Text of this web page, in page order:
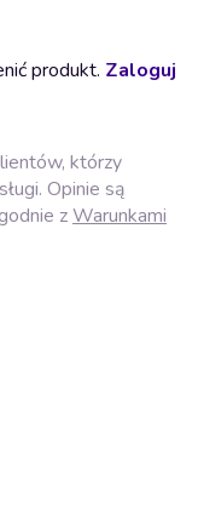
produkt. Zaloguj
którzy
Opinie są
zWarunkami